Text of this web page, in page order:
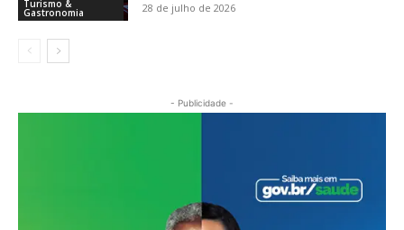
Turismo &
Gastronomia 28 de julho de 2026
- Publicidade -